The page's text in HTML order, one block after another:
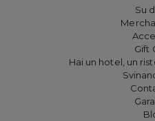
Su
Gift
Hai un hotel, un